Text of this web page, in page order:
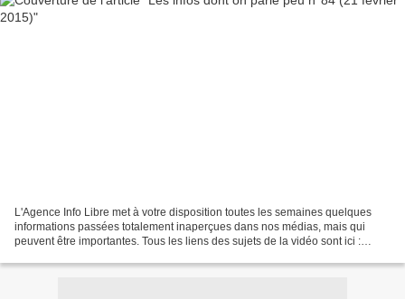
L'Agence Info Libre met à votre disposition toutes les semaines quelques
informations passées totalement inaperçues dans nos médias, mais qui
peuvent être importantes. Tous les liens des sujets de la vidéo sont ici :